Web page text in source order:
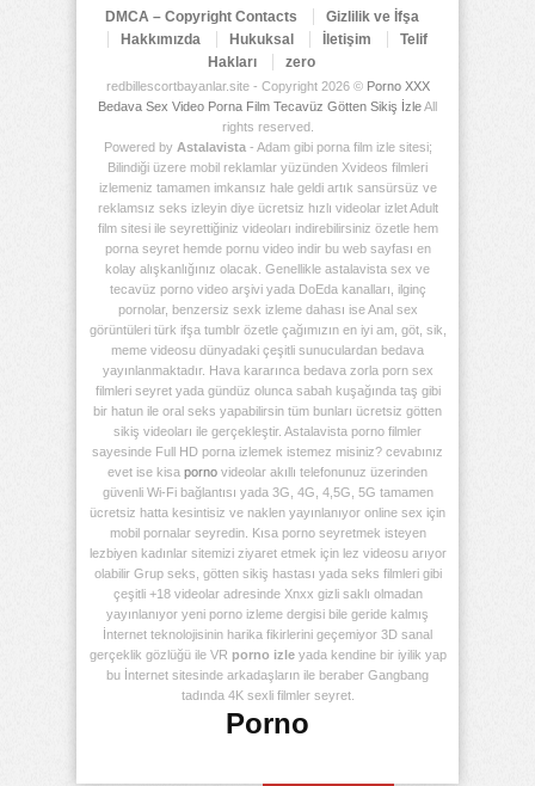
DMCA – Copyright Contacts
Gizlilik ve İfşa
Hakkımızda
Hukuksal İletişim
Telif
Hakları
zero
redbillescortbayanlar.site - Copyright 2026 © Porno XXX
Bedava Sex Video Porna Film Tecavüz Götten Sikiş İzleAll
rights reserved.
Powered by Astalavista- Adam gibi porna film izle sitesi;
Bilindiği üzere mobil reklamlar yüzünden Xvideos filmleri
izlemeniz tamamen imkansız hale geldi artık sansürsüz ve
reklamsız seks izleyin diye ücretsiz hızlı videolar izlet Adult
film sitesi ile seyrettiğiniz videoları indirebilirsiniz özetle hem
porna seyret hemde pornu video indir bu web sayfası en
kolay alışkanlığınız olacak. Genellikle astalavista sex ve
tecavüz porno video arşivi yada DoEda kanalları, ilginç
pornolar, benzersiz sexk izleme dahası ise Anal sex
görüntüleri türk ifşa tumblr özetle çağımızın en iyi am, göt, sik,
meme videosu dünyadaki çeşitli sunuculardan bedava
yayınlanmaktadır. Hava kararınca bedava zorla porn sex
filmleri seyret yada gündüz olunca sabah kuşağında taş gibi
bir hatun ile oral seks yapabilirsin tüm bunları ücretsiz götten
sikiş videoları ile gerçekleştir. Astalavista porno filmler
sayesinde Full HD porna izlemek istemez misiniz? cevabınız
evet ise kisa porno videolar akıllı telefonunuz üzerinden
güvenli Wi-Fi bağlantısı yada 3G, 4G, 4,5G, 5G tamamen
ücretsiz hatta kesintisiz ve naklen yayınlanıyor online sex için
mobil pornalar seyredin. Kısa porno seyretmek isteyen
lezbiyen kadınlar sitemizi ziyaret etmek için lez videosu arıyor
olabilir Grup seks, götten sikiş hastası yada seks filmleri gibi
çeşitli +18 videolar adresinde Xnxx gizli saklı olmadan
yayınlanıyor yeni porno izleme dergisi bile geride kalmış
İnternet teknolojisinin harika fikirlerini geçemiyor 3D sanal
gerçeklik gözlüğü ile VR porno izleyada kendine bir iyilik yap
bu İnternet sitesinde arkadaşların ile beraber Gangbang
tadında 4K sexli filmler seyret.
Porno